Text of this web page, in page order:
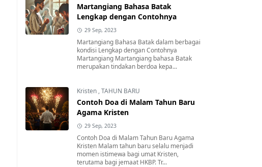
Martangiang Bahasa Batak
Lengkap dengan Contohnya
29 Sep, 2023
Martangiang Bahasa Batak dalam berbagai
kondisi Lengkap dengan Contohnya
Martangiang Martangiang bahasa Batak
merupakan tindakan berdoa kepa...
Kristen ,TAHUN BARU
Contoh Doa di Malam Tahun Baru
Agama Kristen
29 Sep, 2023
Contoh Doa di Malam Tahun Baru Agama
Kristen Malam tahun baru selalu menjadi
momen istimewa bagi umat Kristen,
terutama bagi jemaat HKBP. Tr...